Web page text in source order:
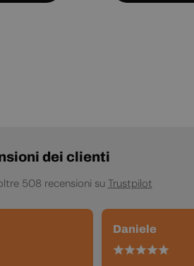
dei clienti
508 recensioni su Trustpilot
Daniele